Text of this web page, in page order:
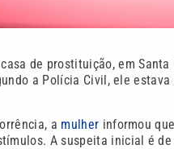
de prostituição, em
a Polícia Civil, ele
a mulher informou
A suspeita inicial é